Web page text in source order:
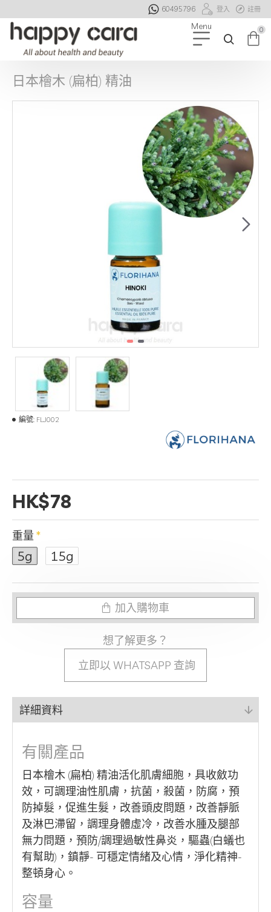
60495796 登入 註冊
0
日本檜木 (扁柏) 精油
HK$78
編號: FLJ002
重量
5g 15g
加入購物車
想了解更多？
立即以 WHATSAPP 查詢
詳細資料
有關產品
日本檜木 (扁柏) 精油活化肌膚細胞，具收斂功
效，可調理油性肌膚，抗菌，殺菌，防腐，預
防掉髮，促進生髮，改善頭皮問題，改善靜脈
及淋巴滯留，調理身體虛冷，改善水腫及腿部
無力問題，預防/調理過敏性鼻炎，驅蟲(白蟻也
有幫助)，鎮靜- 可穩定情緒及心情，淨化精神-
整頓身心。
容量